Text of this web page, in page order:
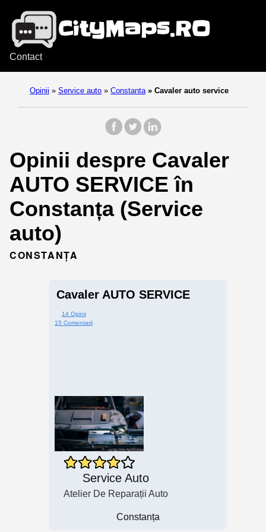
Contact
Opinii » Service auto » Constanta » Cavaler auto service
Opinii despre Cavaler
AUTO SERVICE în
Constanța (Service
auto)
CONSTANȚA
Cavaler AUTO SERVICE
14 Opinii
15 Comentarii
Service Auto
Atelier De Reparații Auto
Constanța